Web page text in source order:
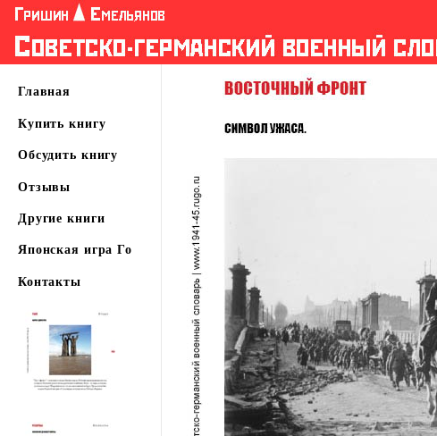
Главная
Купить книгу
Обсудить книгу
Отзывы
Другие книги
Японская игра Го
Контакты